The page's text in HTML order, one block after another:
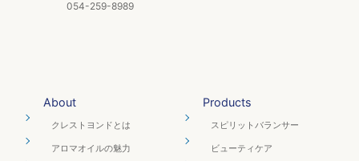
054-259-8989
About
クレストヨンドとは
アロマオイルの魅力
Products
スピリットバランサー
ビューティケア